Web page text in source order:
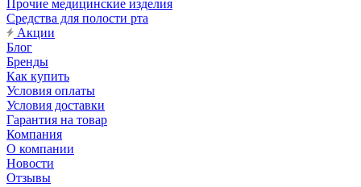
Прочие медицинские изделия
Средства для полости рта
Акции
Блог
Бренды
Как купить
Условия оплаты
Условия доставки
Гарантия на товар
Компания
О компании
Новости
Отзывы